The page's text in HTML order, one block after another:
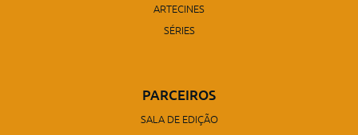
ARTECINES
SÉRIES
PARCEIROS
SALA DE EDIÇÃO